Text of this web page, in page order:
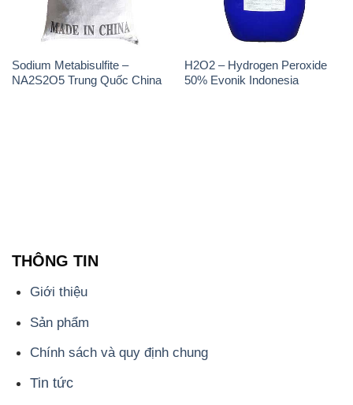
Sodium Metabisulfite –
NA2S2O5 Trung Quốc China
H2O2 – Hydrogen Peroxide
50% Evonik Indonesia
THÔNG TIN
Giới thiệu
Sản phẩm
Chính sách và quy định chung
Tin tức